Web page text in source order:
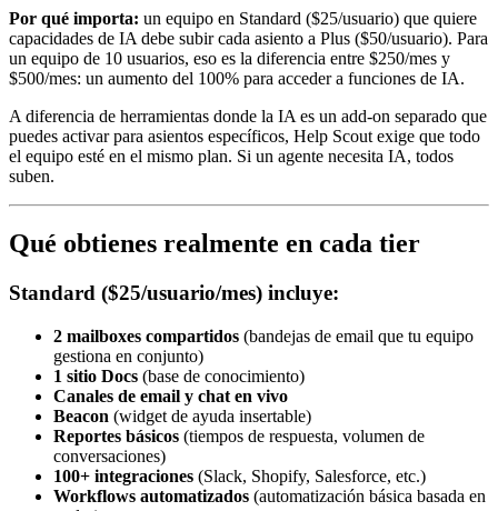
Por qué importa: un equipo en Standard ($25/usuario) que quiere
capacidades de IA debe subir cada asiento a Plus ($50/usuario). Para
un equipo de 10 usuarios, eso es la diferencia entre $250/mes y
$500/mes: un aumento del 100% para acceder a funciones de IA.
A diferencia de herramientas donde la IA es un add-on separado que
puedes activar para asientos específicos, Help Scout exige que todo
el equipo esté en el mismo plan. Si un agente necesita IA, todos
suben.
Qué obtienes realmente en cada tier
Standard ($25/usuario/mes) incluye:
2 mailboxes compartidos (bandejas de email que tu equipo
gestiona en conjunto)
1 sitio Docs (base de conocimiento)
Canales de email y chat en vivo
Beacon (widget de ayuda insertable)
Reportes básicos (tiempos de respuesta, volumen de
conversaciones)
100+ integraciones (Slack, Shopify, Salesforce, etc.)
Workflows automatizados (automatización básica basada en